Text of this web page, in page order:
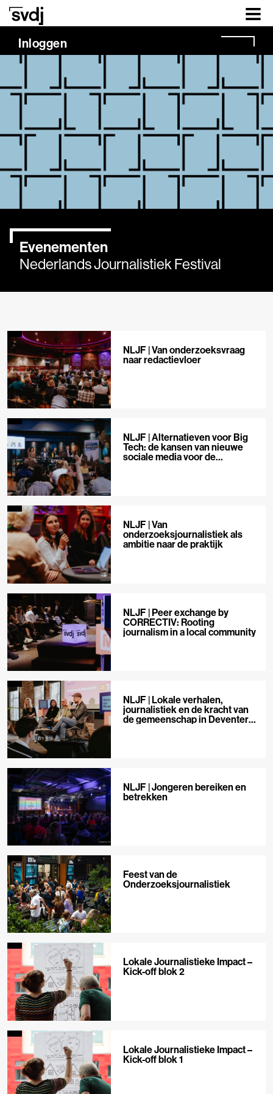
Naar hoofdinhoud
Inloggen
Evenementen
Nederlands Journalistiek Festival
NLJF | Van onderzoeksvraag
naar redactievloer
NLJF | Alternatieven voor Big
Tech: de kansen van nieuwe
sociale media voor de
NLJF | Van
onderzoeksjournalistiek als
ambitie naar de praktijk
NLJF | Peer exchange by
CORRECTIV: Rooting
journalism in a local community
NLJF | Lokale verhalen,
journalistiek en de kracht van
de gemeenschap in Deventer
NLJF | Jongeren bereiken en
betrekken
Feest van de
Onderzoeksjournalistiek
Lokale Journalistieke Impact –
Kick-off blok 2
Lokale Journalistieke Impact –
Kick-off blok 1